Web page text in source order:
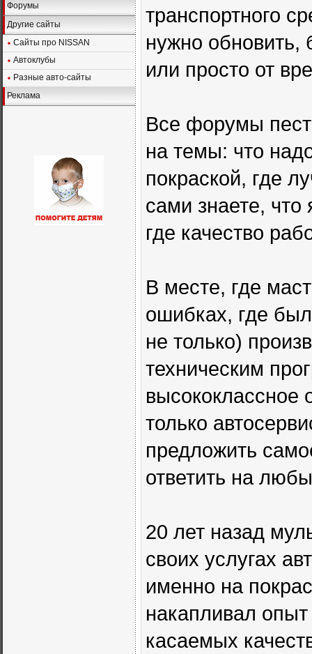
Форумы
Другие сайты
Сайты про NISSAN
Автоклубы
Разные авто-сайты
Реклама
транспортного
нужно обновить,
или просто от
Все форумы
на темы: что
покраской, где
сами знаете, что
где качество
В месте, где
ошибках, где
не только)
техническим
высококлассное
только
предложить
ответить на
20 лет назад
своих услугах
именно на
накапливал опыт
касаемых